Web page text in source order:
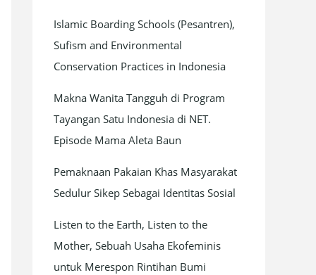
Islamic Boarding Schools (Pesantren),
Sufism and Environmental
Conservation Practices in Indonesia
Makna Wanita Tangguh di Program
Tayangan Satu Indonesia di NET.
Episode Mama Aleta Baun
Pemaknaan Pakaian Khas Masyarakat
Sedulur Sikep Sebagai Identitas Sosial
Listen to the Earth, Listen to the
Mother, Sebuah Usaha Ekofeminis
untuk Merespon Rintihan Bumi